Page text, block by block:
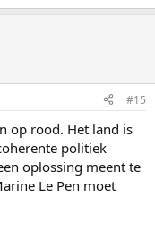
#15
op rood. Het land is
politiek
oplossing meent te
Le Pen moet